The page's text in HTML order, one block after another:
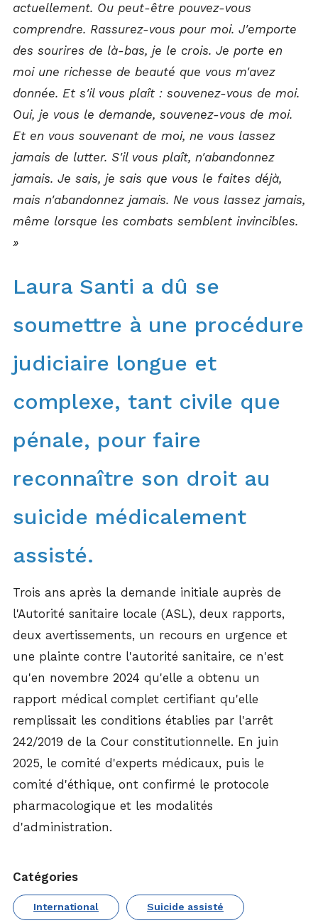
actuellement. Ou peut-être pouvez-vous
comprendre. Rassurez-vous pour moi. J'emporte
des sourires de là-bas, je le crois. Je porte en
moi une richesse de beauté que vous m'avez
donnée. Et s'il vous plaît : souvenez-vous de moi.
Oui, je vous le demande, souvenez-vous de moi.
Et en vous souvenant de moi, ne vous lassez
jamais de lutter. S'il vous plaît, n'abandonnez
jamais. Je sais, je sais que vous le faites déjà,
mais n'abandonnez jamais. Ne vous lassez jamais,
même lorsque les combats semblent invincibles.
»
Laura Santi a dû se
soumettre à une procédure
judiciaire longue et
complexe, tant civile que
pénale, pour faire
reconnaître son droit au
suicide médicalement
assisté.
Trois ans après la demande initiale auprès de
l'Autorité sanitaire locale (ASL), deux rapports,
deux avertissements, un recours en urgence et
une plainte contre l'autorité sanitaire, ce n'est
qu'en novembre 2024 qu'elle a obtenu un
rapport médical complet certifiant qu'elle
remplissait les conditions établies par l'arrêt
242/2019 de la Cour constitutionnelle. En juin
2025, le comité d'experts médicaux, puis le
comité d'éthique, ont confirmé le protocole
pharmacologique et les modalités
d'administration.
Catégories
International Suicide assisté